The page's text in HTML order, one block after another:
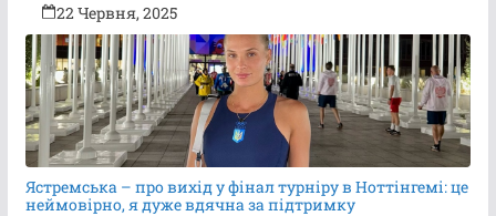
22 Червня, 2025
Ястремська – про вихід у фінал турніру в Ноттінгемі: це
неймовірно, я дуже вдячна за підтримку